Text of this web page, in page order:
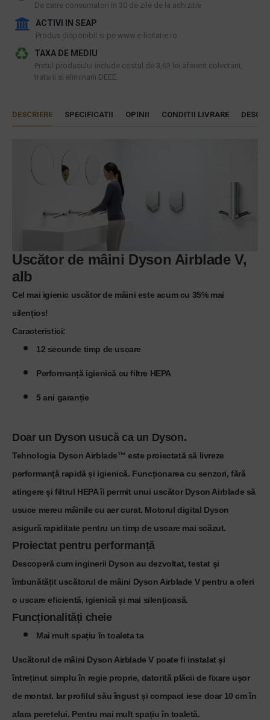
De catre consumatori in 30 de zile de la achizitie
ACTIVI IN SEAP
Produs disponibil si pe www.e-licitatie.ro
TAXA DE MEDIU
Pretul produsului include costul de 3,63 lei aferent colectarii,
tratarii si eliminarii DEEE.
DESCRIERE SPECIFICATII OPINII CONDITII LIVRARE
Uscător de mâini Dyson Airblade V,
alb
Cel mai igienic uscător de mâini este acum cu 35% mai
silențios!
Caracteristici:
12 secunde timp de uscare
Performanță igienică cu filtre HEPA
5 ani garanție
Doar un Dyson usucă ca un Dyson.
Tehnologia Dyson Airblade™ este proiectată să livreze
performanță rapidă și igienică. Funcționarea cu senzori, fără
atingere și filtrul HEPA îi permit unui uscător Dyson Airblade să
usuce mereu mâinile cu aer curat. Motorul digital Dyson
asigură rapiditate pentru un timp de uscare mai scăzut.
Proiectat pentru performanță
Descoperă cum inginerii Dyson au dezvoltat, testat și
îmbunătățit uscătorul de mâini Dyson Airblade V pentru a oferi
o uscare eficientă, igienică și mai silențioasă.
Funcționalități cheie
Mai mult spațiu în toaleta ta
Uscătorul de mâini Dyson Airblade V poate fi instalat și
întreținut simplu în regie proprie, datorită plăcii de fixare ușor
de montat. Iar profilul său îngust și compact iese doar 10 cm în
afara peretelui. Pentru mai mult spațiu în toaletă.